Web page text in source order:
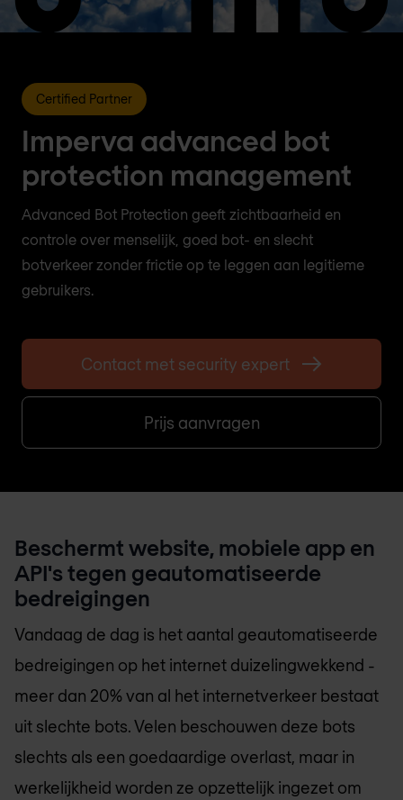
Certified Partner
Imperva advanced bot
protection management
Advanced Bot Protection geeft zichtbaarheid en
controle over menselijk, goed bot- en slecht
botverkeer zonder frictie op te leggen aan legitieme
gebruikers.
Contact met security expert
Prijs aanvragen
Beschermt website, mobiele app en
API's tegen geautomatiseerde
bedreigingen
Vandaag de dag is het aantal geautomatiseerde
bedreigingen op het internet duizelingwekkend -
meer dan 20% van al het internetverkeer bestaat
uit slechte bots. Velen beschouwen deze bots
slechts als een goedaardige overlast, maar in
werkelijkheid worden ze opzettelijk ingezet om